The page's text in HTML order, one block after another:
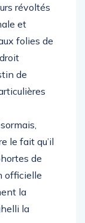
révoltés
et
folies de
de
le fait qu’il
de
officielle
la
la